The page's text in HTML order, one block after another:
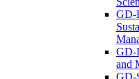
GD-
GD-
and
GD-